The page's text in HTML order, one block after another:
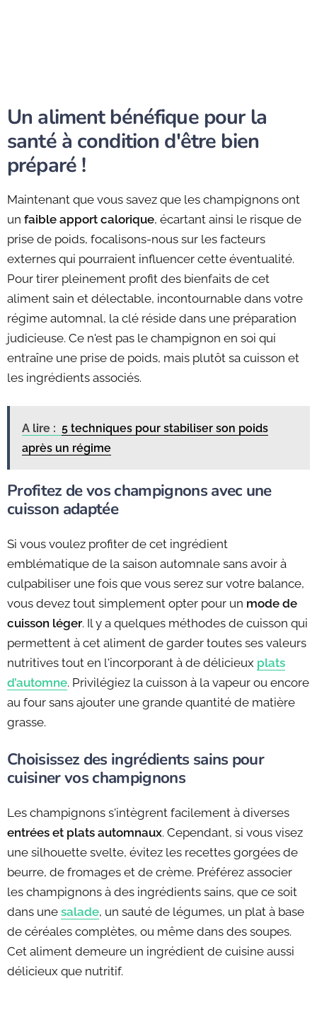
Un aliment bénéfique pour la
santé à condition d'être bien
préparé !
Maintenant que vous savez que les champignons ont
un faible apport calorique, écartant ainsi le risque de
prise de poids, focalisons-nous sur les facteurs
externes qui pourraient influencer cette éventualité.
Pour tirer pleinement profit des bienfaits de cet
aliment sain et délectable, incontournable dans votre
régime automnal, la clé réside dans une préparation
judicieuse. Ce n'est pas le champignon en soi qui
entraîne une prise de poids, mais plutôt sa cuisson et
les ingrédients associés.
A lire : 5 techniques pour stabiliser son poids
après un régime
Profitez de vos champignons avec une
cuisson adaptée
Si vous voulez profiter de cet ingrédient
emblématique de la saison automnale sans avoir à
culpabiliser une fois que vous serez sur votre balance,
vous devez tout simplement opter pour un mode de
cuisson léger. Il y a quelques méthodes de cuisson qui
permettent à cet aliment de garder toutes ses valeurs
nutritives tout en l'incorporant à de délicieux plats
d’automne. Privilégiez la cuisson à la vapeur ou encore
au four sans ajouter une grande quantité de matière
grasse.
Choisissez des ingrédients sains pour
cuisiner vos champignons
Les champignons s'intègrent facilement à diverses
entrées et plats automnaux. Cependant, si vous visez
une silhouette svelte, évitez les recettes gorgées de
beurre, de fromages et de crème. Préférez associer
les champignons à des ingrédients sains, que ce soit
dans une salade, un sauté de légumes, un plat à base
de céréales complètes, ou même dans des soupes.
Cet aliment demeure un ingrédient de cuisine aussi
délicieux que nutritif.